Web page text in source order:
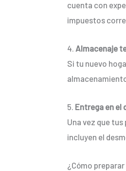
cuenta con
impuestos
4. Almacenaje
Si tu nuevo
5. Entrega en el
Una vez que
incluyen el
¿Cómo